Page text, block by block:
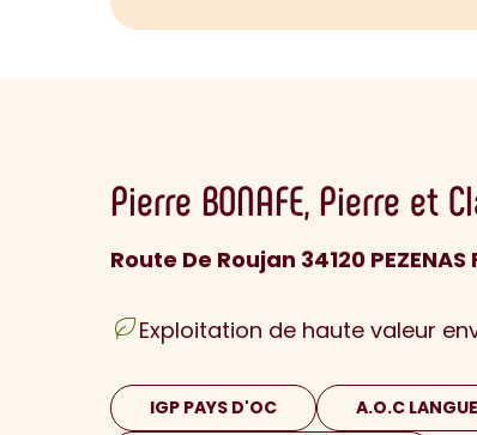
Pierre BONAFE Pierre et
Route De Roujan 34120
Exploitation de haute valeur
IGP PAYS D'OC
A.O.C